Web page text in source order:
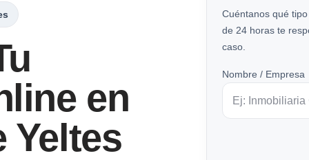
en
Yeltes
Cuéntanos qué
de 24 horas te
caso.
Nombre / Empresa